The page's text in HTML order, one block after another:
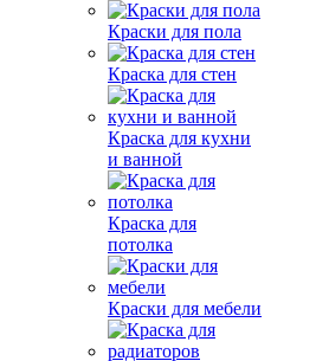
Краски для пола
Краска для стен
Краска для кухни
и ванной
Краска для
потолка
Краски для мебели